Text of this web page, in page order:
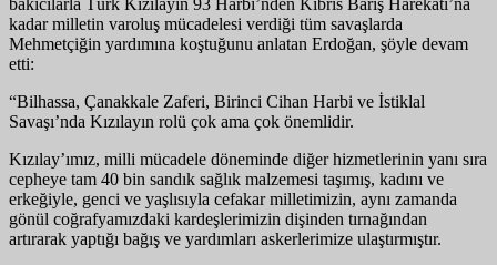
kadar milletin varoluş mücadelesi verdiği tüm savaşlarda
Mehmetçiğin yardımına koştuğunu anlatan Erdoğan, şöyle devam
etti:
“Bilhassa, Çanakkale Zaferi, Birinci Cihan Harbi ve İstiklal
Savaşı’nda Kızılayın rolü çok ama çok önemlidir.
Kızılay’ımız, milli mücadele döneminde diğer hizmetlerinin yanı sıra
cepheye tam 40 bin sandık sağlık malzemesi taşımış, kadını ve
erkeğiyle, genci ve yaşlısıyla cefakar milletimizin, aynı zamanda
gönül coğrafyamızdaki kardeşlerimizin dişinden tırnağından
artırarak yaptığı bağış ve yardımları askerlerimize ulaştırmıştır.